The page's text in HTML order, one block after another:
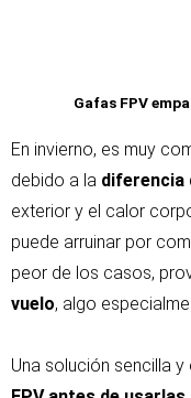
Gafas FPV
En invierno, es muy
debido a la diferencia
exterior y el calor
puede arruinar por
peor de los casos,
vuelo, algo
Una solución sencilla